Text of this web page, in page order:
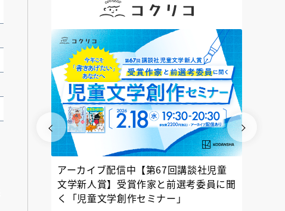
アーカイブ配信中【第67回講談社児童
文学新人賞】受賞作家と前選考委員に聞
く「児童文学創作セミナー」